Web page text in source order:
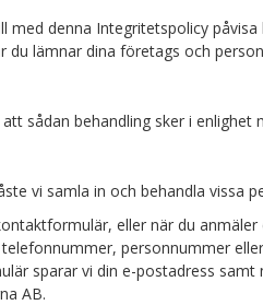
med denna Integritetspolicy
lämnar dina företags och
sådan behandling sker i enlighet
vi samla in och behandla vissa
eller när du anmäler
personnummer
sparar vi din e-postadress samt
AB.